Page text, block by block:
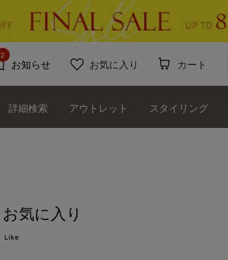
お知らせ
2
お気に入り カート
詳細検索 アウトレット スタイリング
お気に入り
Like